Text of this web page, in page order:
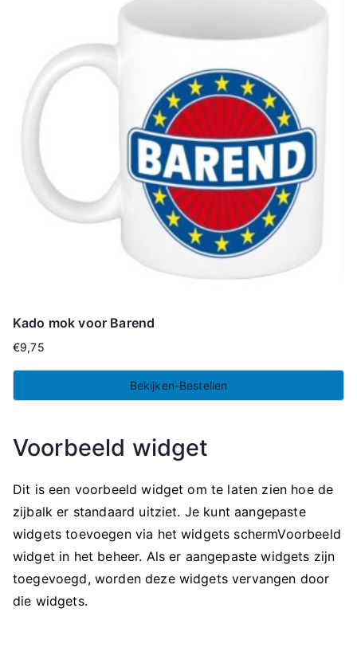
Kado mok voor Barend
€9,75
Bekijken-Bestellen
Voorbeeld widget
Dit is een voorbeeld widget om te laten zien hoe de
zijbalk er standaard uitziet. Je kunt aangepaste
widgets toevoegen via het widgets schermVoorbeeld
widget in het beheer. Als er aangepaste widgets zijn
toegevoegd, worden deze widgets vervangen door
die widgets.